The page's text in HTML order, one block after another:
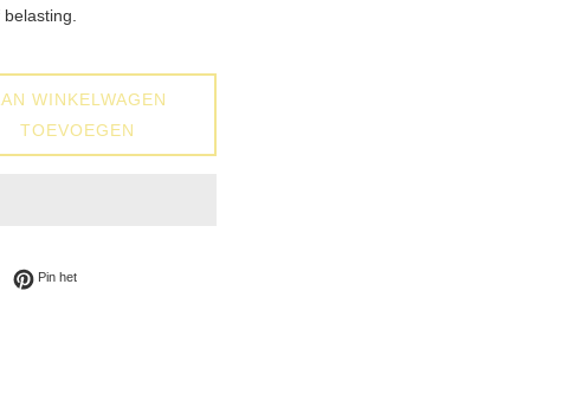
WINKELWAGEN
TOEVOEGEN
op Facebook
Pin hetPinnen op Pinterest